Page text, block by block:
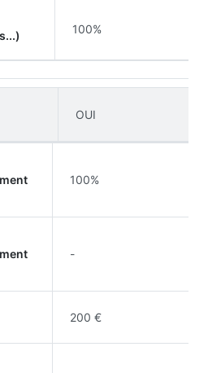
100%
OUI
100%
-
200 €